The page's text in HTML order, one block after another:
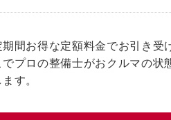
間お得な定額料金でお引き受
プロの整備士がおクルマの状
す。